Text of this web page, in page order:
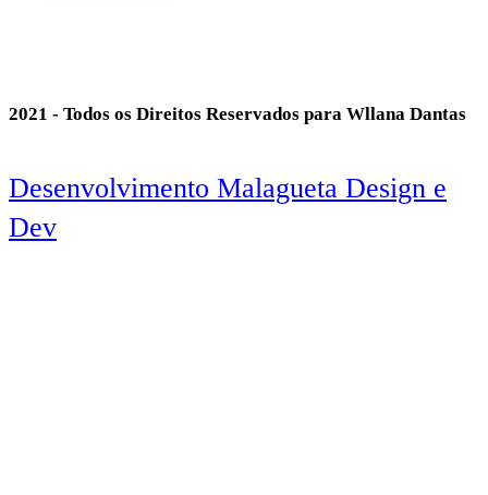
2021 - Todos os Direitos Reservados para Wllana Dantas
Desenvolvimento Malagueta Design e
Dev